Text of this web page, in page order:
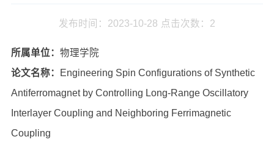
发布时间：2023-10-28 点击次数： 2
所属单位： 物理学院
论文名称：
Engineering Spin Configurations of Synthetic
Antiferromagnet by Controlling Long-Range Oscillatory
Interlayer Coupling and Neighboring Ferrimagnetic
Coupling